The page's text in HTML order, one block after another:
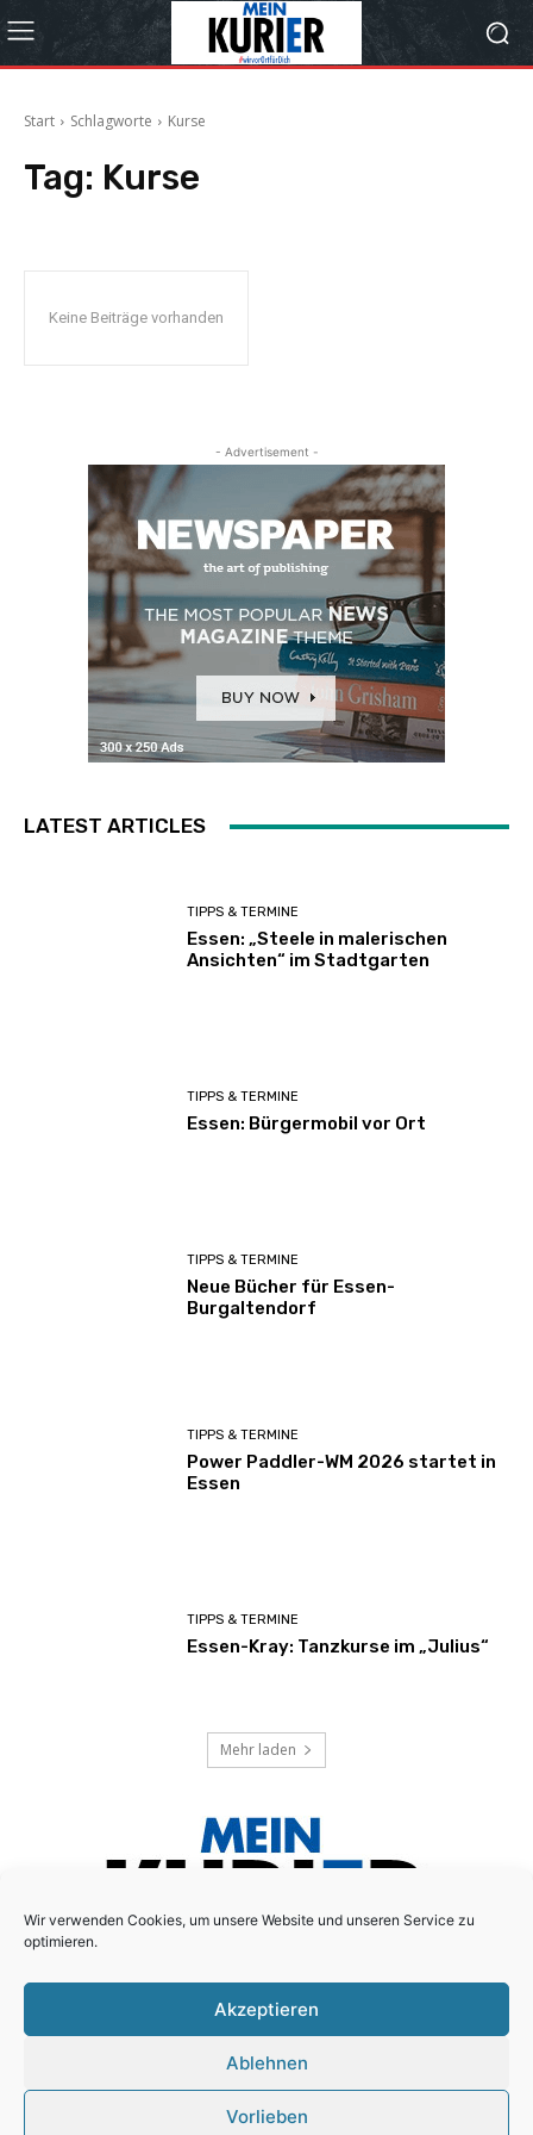
Wir verwenden Cookies, um unsere Website und unseren Service zu
optimieren.
Akzeptieren
Ablehnen
Vorlieben
Start Schlagworte Kurse
Tag: Kurse
Keine Beiträge vorhanden
- Advertisement -
LATEST ARTICLES
TIPPS & TERMINE
Essen: „Steele in malerischen
Ansichten“ im Stadtgarten
TIPPS & TERMINE
Essen: Bürgermobil vor Ort
TIPPS & TERMINE
Neue Bücher für Essen-
Burgaltendorf
TIPPS & TERMINE
Power Paddler-WM 2026 startet in
Essen
TIPPS & TERMINE
Essen-Kray: Tanzkurse im „Julius“
Mehr laden
Schreiben Sie uns:redaktion@mein-kurier.ruhr